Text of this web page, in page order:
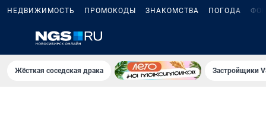
НЕДВИЖИМОСТЬ ПРОМОКОДЫ ЗНАКОМСТВА ПОГОДА
Жёсткая соседская драка Застройщики